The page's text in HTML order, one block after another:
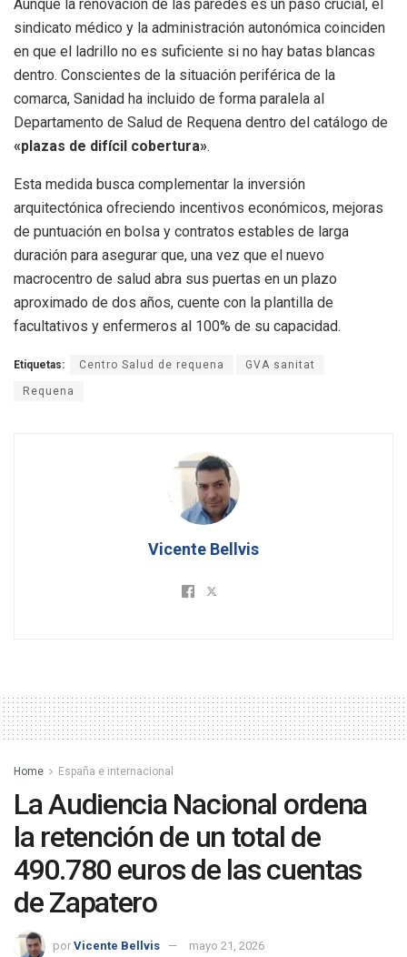
Aunque la renovación de las paredes es un paso crucial, el
sindicato médico y la administración autonómica coinciden
en que el ladrillo no es suficiente si no hay batas blancas
dentro. Conscientes de la situación periférica de la
comarca, Sanidad ha incluido de forma paralela al
Departamento de Salud de Requena dentro del catálogo de
«plazas de difícil cobertura».
Esta medida busca complementar la inversión
arquitectónica ofreciendo incentivos económicos, mejoras
de puntuación en bolsa y contratos estables de larga
duración para asegurar que, una vez que el nuevo
macrocentro de salud abra sus puertas en un plazo
aproximado de dos años, cuente con la plantilla de
facultativos y enfermeros al 100% de su capacidad.
Etiquetas: Centro Salud de requena GVA sanitat
Requena
Vicente Bellvis
Home España e internacional
La Audiencia Nacional ordena
la retención de un total de
490.780 euros de las cuentas
de Zapatero
por Vicente Bellvis mayo 21, 2026